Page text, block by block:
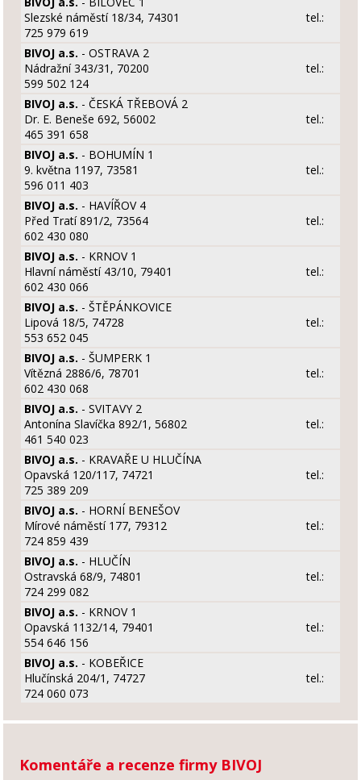
Slezské náměstí 18/34, 74301
tel.:
725 979 619
BIVOJ a.s. - OSTRAVA 2
Nádražní 343/31, 70200
tel.:
599 502 124
BIVOJ a.s. - ČESKÁ TŘEBOVÁ 2
Dr. E. Beneše 692, 56002
tel.:
465 391 658
BIVOJ a.s. - BOHUMÍN 1
9. května 1197, 73581
tel.:
596 011 403
BIVOJ a.s. - HAVÍŘOV 4
Před Tratí 891/2, 73564
tel.:
602 430 080
BIVOJ a.s. - KRNOV 1
Hlavní náměstí 43/10, 79401
tel.:
602 430 066
BIVOJ a.s. - ŠTĚPÁNKOVICE
Lipová 18/5, 74728
tel.:
553 652 045
BIVOJ a.s. - ŠUMPERK 1
Vítězná 2886/6, 78701
tel.:
602 430 068
BIVOJ a.s. - SVITAVY 2
Antonína Slavíčka 892/1, 56802
tel.:
461 540 023
BIVOJ a.s. - KRAVAŘE U HLUČÍNA
Opavská 120/117, 74721
tel.:
725 389 209
BIVOJ a.s. - HORNÍ BENEŠOV
Mírové náměstí 177, 79312
tel.:
724 859 439
BIVOJ a.s. - HLUČÍN
Ostravská 68/9, 74801
tel.:
724 299 082
BIVOJ a.s. - KRNOV 1
Opavská 1132/14, 79401
tel.:
554 646 156
BIVOJ a.s. - KOBEŘICE
Hlučínská 204/1, 74727
tel.:
724 060 073
Komentáře a recenze firmy BIVOJ